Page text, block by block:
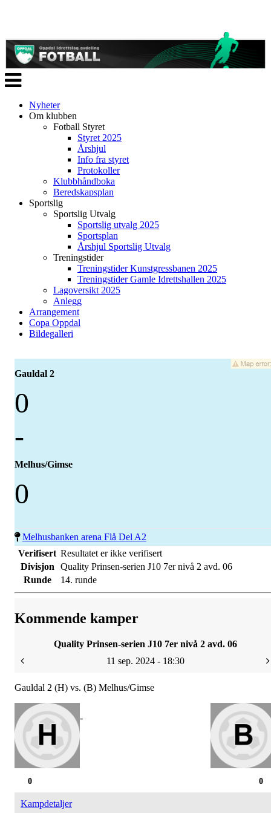
Veksle
navigasjon
Nyheter
Om klubben
Fotball Styret
Styret 2025
Årshjul
Info fra styret
Protokoller
Klubbhåndboka
Beredskapsplan
Sportslig
Sportslig Utvalg
Sportslig utvalg 2025
Sportsplan
Årshjul Sportslig Utvalg
Treningstider
Treningstider Kunstgressbanen 2025
Treningstider Gamle Idrettshallen 2025
Lagoversikt 2025
Anlegg
Arrangement
Copa Oppdal
Bildegalleri
Gauldal 2
0
-
Melhus/Gimse
0
Melhusbanken arena Flå Del A2
Verifisert Resultatet er ikke verifisert
Divisjon
Quality Prinsen-serien J10 7er nivå 2 avd. 06
Runde
14. runde
Kommende kamper
Quality Prinsen-serien J10 7er nivå 2 avd. 06
11 sep. 2024 - 18:30
Gauldal 2 (H) vs. (B) Melhus/Gimse
-
0
0
Kampdetaljer